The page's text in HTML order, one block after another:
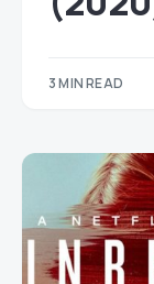
3 MIN READ